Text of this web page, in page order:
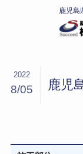
鹿児
2022
8/05